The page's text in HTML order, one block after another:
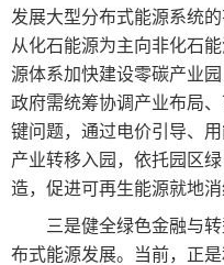
发展大型分布式能源系统
从化石能源为主向非化石
源体系加快建设零碳产业
政府需统筹协调产业布局
键问题，通过电价引导、
产业转移入园，依托园区
造，促进可再生能源就地消
三是健全绿色金融与
布式能源发展。当前，正